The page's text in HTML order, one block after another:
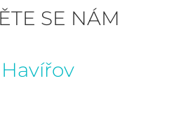
SE NÁM
Havířov